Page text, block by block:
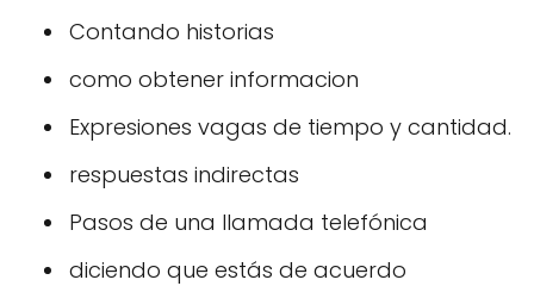
Contando historias
como obtener informacion
Expresiones vagas de tiempo y cantidad.
respuestas indirectas
Pasos de una llamada telefónica
diciendo que estás de acuerdo